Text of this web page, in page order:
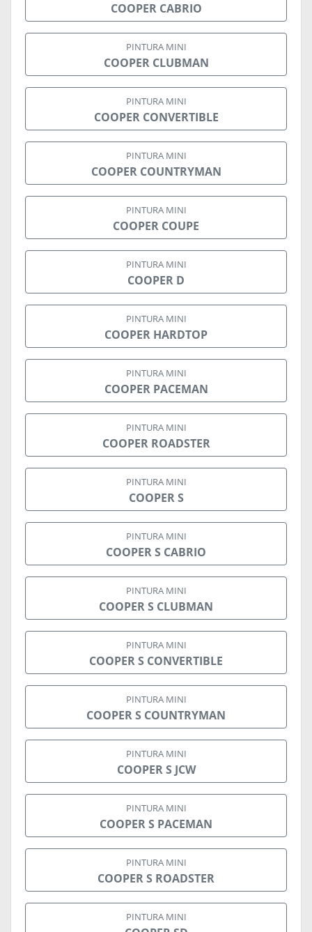
COOPER CABRIO
PINTURA MINI
COOPER CLUBMAN
PINTURA MINI
COOPER CONVERTIBLE
PINTURA MINI
COOPER COUNTRYMAN
PINTURA MINI
COOPER COUPE
PINTURA MINI
COOPER D
PINTURA MINI
COOPER HARDTOP
PINTURA MINI
COOPER PACEMAN
PINTURA MINI
COOPER ROADSTER
PINTURA MINI
COOPER S
PINTURA MINI
COOPER S CABRIO
PINTURA MINI
COOPER S CLUBMAN
PINTURA MINI
COOPER S CONVERTIBLE
PINTURA MINI
COOPER S COUNTRYMAN
PINTURA MINI
COOPER S JCW
PINTURA MINI
COOPER S PACEMAN
PINTURA MINI
COOPER S ROADSTER
PINTURA MINI